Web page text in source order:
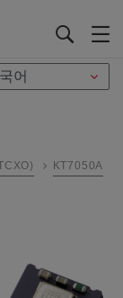
KT7050A